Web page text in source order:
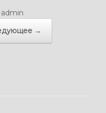
admin
→